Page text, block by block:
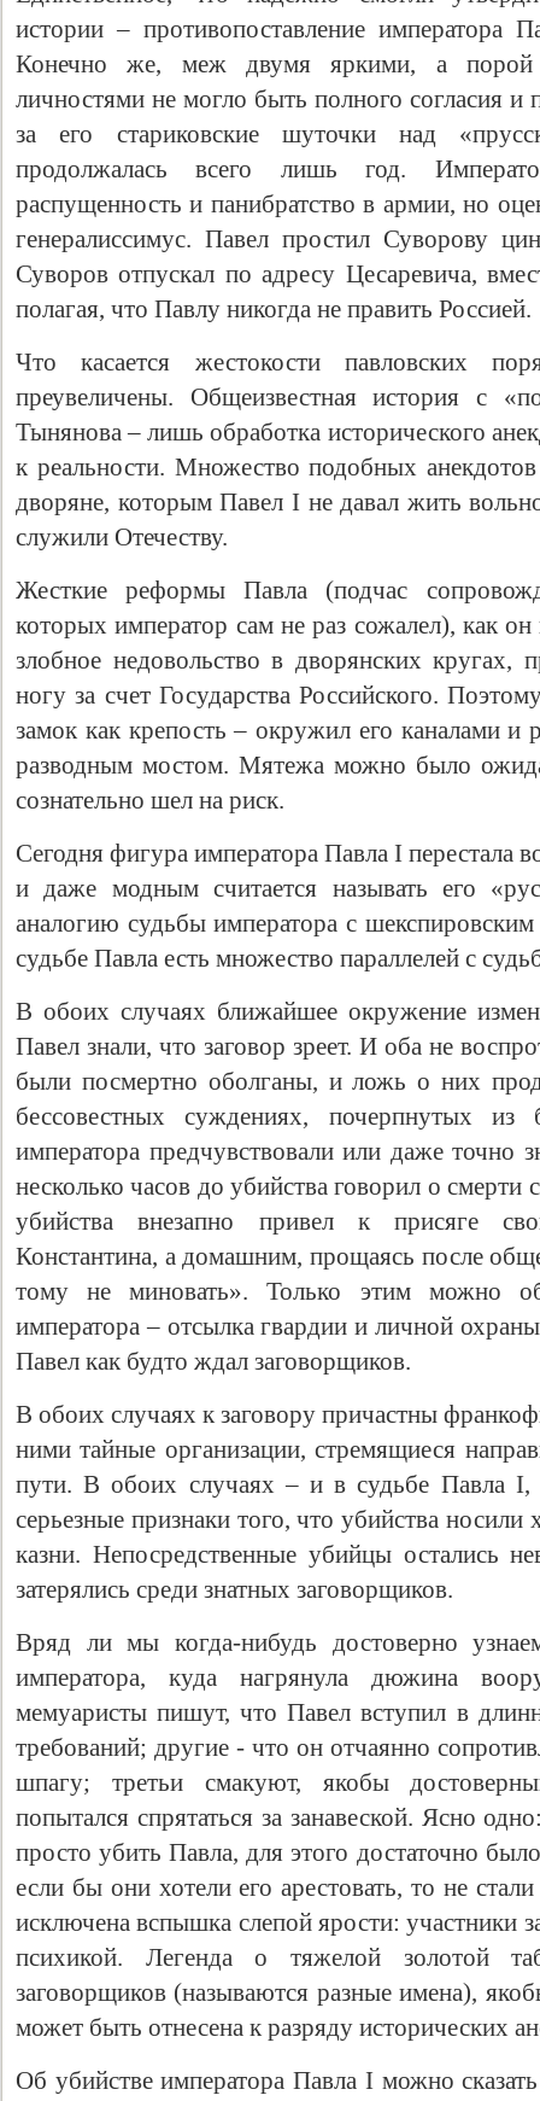
истории – противопоставление императора
Конечно же, меж двумя яркими, а порой
личностями не могло быть полного согласия
за его стариковские шуточки над
продолжалась всего лишь год.
распущенность и панибратство в армии, но
генералиссимус. Павел простил Суворову
Суворов отпускал по адресу Цесаревича,
полагая, что Павлу никогда не править Россией.
Что касается жестокости павловских
преувеличены. Общеизвестная история с
Тынянова – лишь обработка исторического
к реальности. Множество подобных
дворяне, которым Павел I не давал жить
служили Отечеству.
Жесткие реформы Павла (подчас
которых император сам не раз сожалел), как
злобное недовольство в дворянских
ногу за счет Государства Российского.
замок как крепость – окружил его каналами и
разводным мостом. Мятежа можно было
сознательно шел на риск.
Сегодня фигура императора Павла I перестала
и даже модным считается называть его
аналогию судьбы императора с
судьбе Павла есть множество параллелей с
В обоих случаях ближайшее окружение
Павел знали, что заговор зреет. И оба не
были посмертно оболганы, и ложь о них
бессовестных суждениях, почерпнутых из
императора предчувствовали или даже точно
несколько часов до убийства говорил о
убийства внезапно привел к присяге
Константина, а домашним, прощаясь после
тому не миновать». Только этим можно
императора – отсылка гвардии и личной
Павел как будто ждал заговорщиков.
В обоих случаях к заговору причастны
ними тайные организации, стремящиеся
пути. В обоих случаях – и в судьбе Павла
серьезные признаки того, что убийства носили
казни. Непосредственные убийцы остались
затерялись среди знатных заговорщиков.
Вряд ли мы когда-нибудь достоверно
императора, куда нагрянула дюжина
мемуаристы пишут, что Павел вступил в
требований; другие - что он отчаянно
шпагу; третьи смакуют, якобы
попытался спрятаться за занавеской. Ясно
просто убить Павла, для этого достаточно
если бы они хотели его арестовать, то не
исключена вспышка слепой ярости: участники
психикой. Легенда о тяжелой золотой
заговорщиков (называются разные имена),
может быть отнесена к разряду исторических
Об убийстве императора Павла I можно